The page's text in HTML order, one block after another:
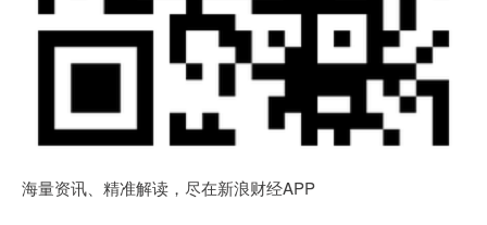
海量资讯、精准解读，尽在新浪财经APP